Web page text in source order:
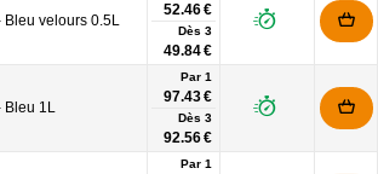
Bleu velours 0.5L
52.46 €
Dès 3
49.84 €
Bleu 1L
Par 1
97.43 €
Dès 3
92.56 €
Par 1